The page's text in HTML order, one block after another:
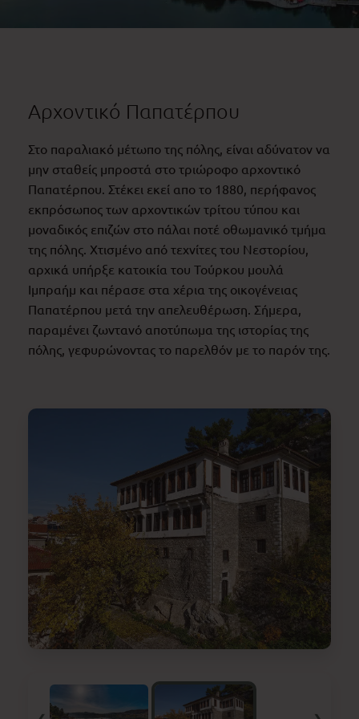
Αρχοντικό Παπατέρπου
Στο παραλιακό μέτωπο της πόλης, είναι αδύνατον να
μην σταθείς μπροστά στο τριώροφο αρχοντικό
Παπατέρπου. Στέκει εκεί απο το 1880, περήφανος
εκπρόσωπος των αρχοντικών τρίτου τύπου και
μοναδικός επιζών στο πάλαι ποτέ οθωμανικό τμήμα
της πόλης. Χτισμένο από τεχνίτες του Νεστορίου,
αρχικά υπήρξε κατοικία του Τούρκου μουλά
Ιμπραήμ και πέρασε στα χέρια της οικογένειας
Παπατέρπου μετά την απελευθέρωση. Σήμερα,
παραμένει ζωντανό αποτύπωμα της ιστορίας της
πόλης, γεφυρώνοντας το παρελθόν με το παρόν της.